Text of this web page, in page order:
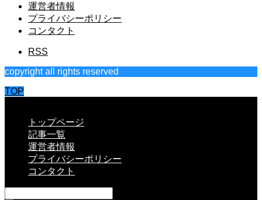
運営者情報
プライバシーポリシー
コンタクト
RSS
copyright all rights reserved
TOP
トップページ
記事一覧
運営者情報
プライバシーポリシー
コンタクト